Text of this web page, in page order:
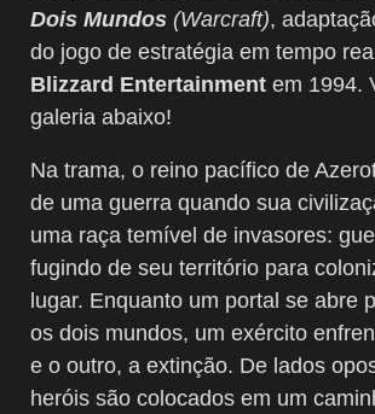
Dois Mundos (Warcraft),
do jogo de estratégia em tempo
Blizzard Entertainment em 1994.
galeria abaixo!
Na trama, o reino pacífico de
de uma guerra quando sua
uma raça temível de invasores:
fugindo de seu território para
lugar. Enquanto um portal se abre
os dois mundos, um exército
e o outro, a extinção. De lados
heróis são colocados em um